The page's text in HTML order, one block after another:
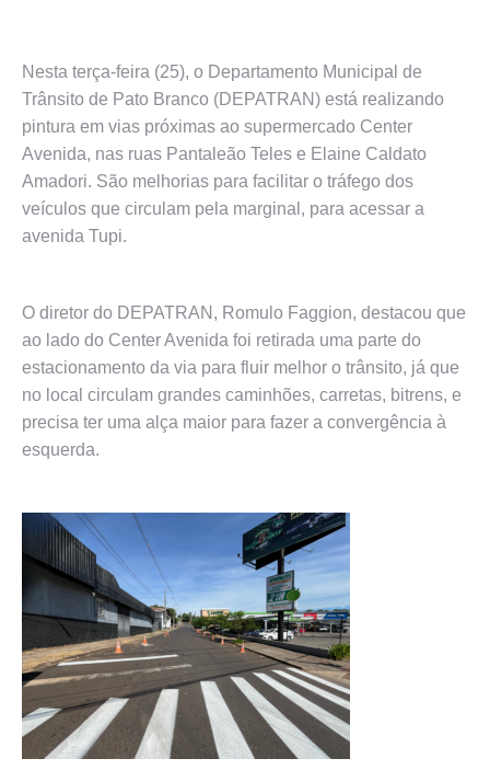
Nesta terça-feira (25), o Departamento Municipal de
Trânsito de Pato Branco (DEPATRAN) está realizando
pintura em vias próximas ao supermercado Center
Avenida, nas ruas Pantaleão Teles e Elaine Caldato
Amadori. São melhorias para facilitar o tráfego dos
veículos que circulam pela marginal, para acessar a
avenida Tupi.
O diretor do DEPATRAN, Romulo Faggion, destacou que
ao lado do Center Avenida foi retirada uma parte do
estacionamento da via para fluir melhor o trânsito, já que
no local circulam grandes caminhões, carretas, bitrens, e
precisa ter uma alça maior para fazer a convergência à
esquerda.